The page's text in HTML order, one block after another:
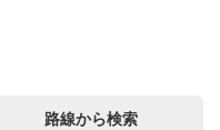
路線から検索